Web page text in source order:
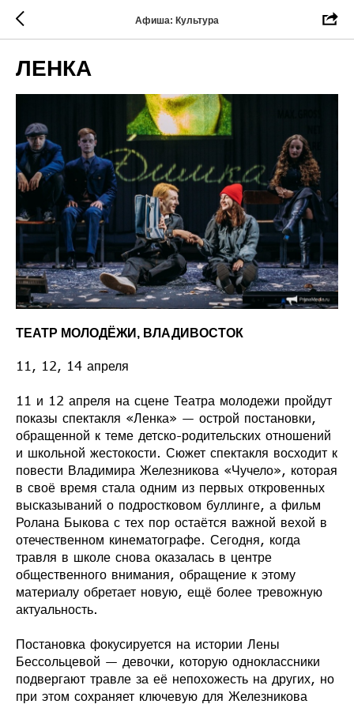
Афиша: Культура
ЛЕНКА
ТЕАТР МОЛОДЁЖИ, ВЛАДИВОСТОК
11, 12, 14 апреля
11 и 12 апреля на сцене Театра молодежи пройдут
показы спектакля «Ленка» — острой постановки,
обращенной к теме детско-родительских отношений
и школьной жестокости. Сюжет спектакля восходит к
повести Владимира Железникова «Чучело», которая
в своё время стала одним из первых откровенных
высказываний о подростковом буллинге, а фильм
Ролана Быкова с тех пор остаётся важной вехой в
отечественном кинематографе. Сегодня, когда
травля в школе снова оказалась в центре
общественного внимания, обращение к этому
материалу обретает новую, ещё более тревожную
актуальность.
Постановка фокусируется на истории Лены
Бессольцевой — девочки, которую одноклассники
подвергают травле за её непохожесть на других, но
при этом сохраняет ключевую для Железникова